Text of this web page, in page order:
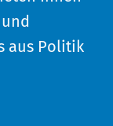
aus Politik